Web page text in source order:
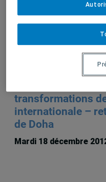
Sur le même
transformations
internationale –
de Doha
Mardi 18 décembre